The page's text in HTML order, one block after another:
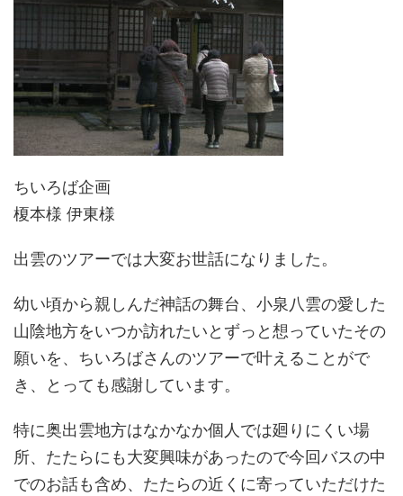
ちいろば企画
榎本様 伊東様
出雲のツアーでは大変お世話になりました。
幼い頃から親しんだ神話の舞台、小泉八雲の愛した
山陰地方をいつか訪れたいとずっと想っていたその
願いを、ちいろばさんのツアーで叶えることがで
き、とっても感謝しています。
特に奥出雲地方はなかなか個人では廻りにくい場
所、たたらにも大変興味があったので今回バスの中
でのお話も含め、たたらの近くに寄っていただけた